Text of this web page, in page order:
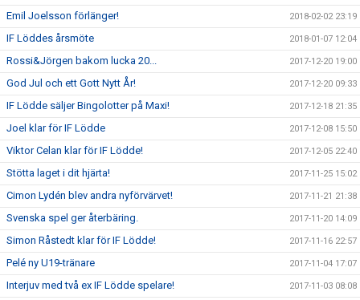
Emil Joelsson förlänger! 2018-02-02 23:19
IF Löddes årsmöte 2018-01-07 12:04
Rossi&Jörgen bakom lucka 20... 2017-12-20 19:00
God Jul och ett Gott Nytt År! 2017-12-20 09:33
IF Lödde säljer Bingolotter på Maxi! 2017-12-18 21:35
Joel klar för IF Lödde 2017-12-08 15:50
Viktor Celan klar för IF Lödde! 2017-12-05 22:40
Stötta laget i dit hjärta! 2017-11-25 15:02
Cimon Lydén blev andra nyförvärvet! 2017-11-21 21:38
Svenska spel ger återbäring. 2017-11-20 14:09
Simon Råstedt klar för IF Lödde! 2017-11-16 22:57
Pelé ny U19-tränare 2017-11-04 17:07
Interjuv med två ex IF Lödde spelare! 2017-11-03 08:08